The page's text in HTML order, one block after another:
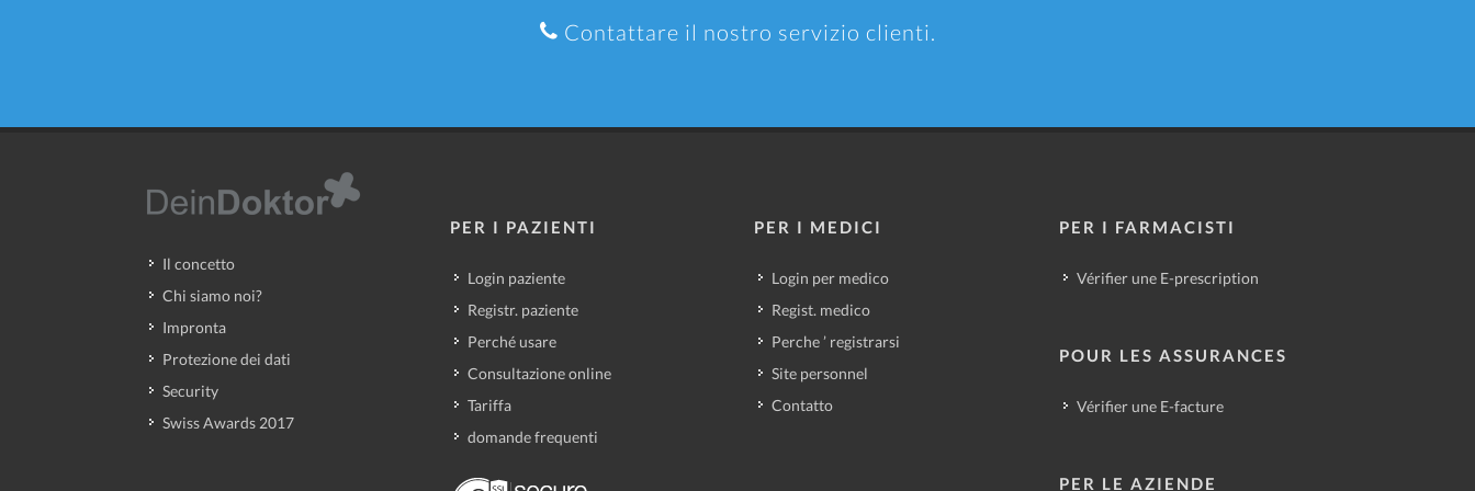
Contattare il nostro servizio clienti.
Il concetto
Chi siamo noi?
Impronta
Protezione dei dati
Security
Swiss Awards 2017
PER I PAZIENTI
Login paziente
Registr. paziente
Perché usare
Consultazione online
Tariffa
domande frequenti
PER I MEDICI
Login per medico
Regist. medico
Perche ’ registrarsi
Site personnel
Contatto
PER I FARMACISTI
Vérifier une E-prescription
POUR LES ASSURANCES
Vérifier une E-facture
PER LE AZIENDE